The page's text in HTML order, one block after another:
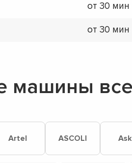
от 30 мин
от 30 мин
машины
Artel ASCOLI